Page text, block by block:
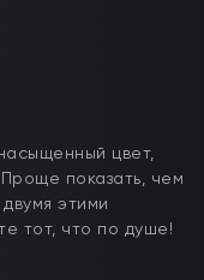
цвет,
показать, чем
этими
тот, что по душе!